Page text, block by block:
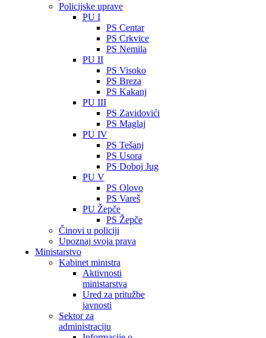
Policijske uprave
PU I
PS Centar
PS Crkvice
PS Nemila
PU II
PS Visoko
PS Breza
PS Kakanj
PU III
PS Zavidovići
PS Maglaj
PU IV
PS Tešanj
PS Usora
PS Doboj Jug
PU V
PS Olovo
PS Vareš
PU Žepče
PS Žepče
Činovi u policiji
Upoznaj svoja prava
Ministarstvo
Kabinet ministra
Aktivnosti
ministarstva
Ured za pritužbe
javnosti
Sektor za
administraciju